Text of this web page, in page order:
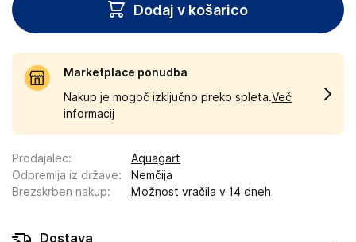
Dodaj v košarico
Marketplace ponudba
Nakup je mogoč izključno preko spleta.Več
informacij
Prodajalec:
Aquagart
Odpremlja iz države:
Nemčija
Brezskrben nakup: Možnost vračila v 14 dneh
Dostava